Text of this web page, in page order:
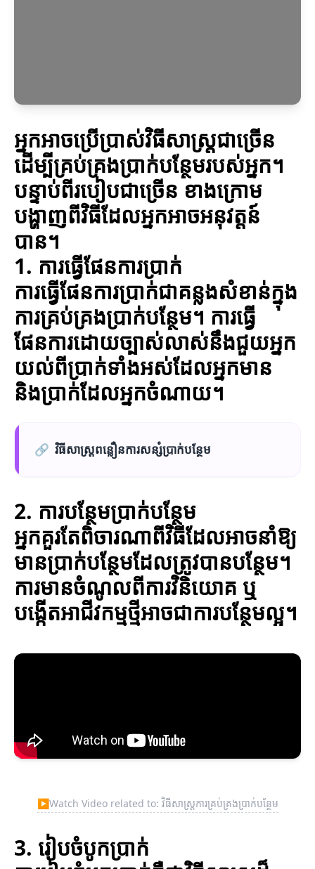
អ្នកអាចប្រើប្រាស់វិធីសាស្ត្រជាច្រើន
ដើម្បីគ្រប់គ្រងប្រាក់បន្ថែមរបស់អ្នក។
បន្ទាប់ពីរបៀបជាច្រើន ខាងក្រោម
បង្ហាញពីវិធីដែលអ្នកអាចអនុវត្តន៍
បាន។
1. ការធ្វើផែនការប្រាក់
ការធ្វើផែនការប្រាក់ជាគន្លងសំខាន់ក្នុង
ការគ្រប់គ្រងប្រាក់បន្ថែម។ ការធ្វើ
ផែនការដោយច្បាស់លាស់នឹងជួយអ្នក
យល់ពីប្រាក់ទាំងអស់ដែលអ្នកមាន
និងប្រាក់ដែលអ្នកចំណាយ។
🔗 វិធីសាស្ត្រពន្លឿនការសន្សំប្រាក់បន្ថែម
2. ការបន្ថែមប្រាក់បន្ថែម
អ្នកគួរតែពិចារណាពីវិធីដែលអាចនាំឱ្យ
មានប្រាក់បន្ថែមដែលត្រូវបានបន្ថែម។
ការមានចំណូលពីការវិនិយោគ ឬ
បង្កើតអាជីវកម្មថ្មីអាចជាការបន្ថែមល្អ។
▶Watch Video related to: វិធីសាស្ត្រការគ្រប់គ្រងប្រាក់បន្ថែម
3. រៀបចំបូកប្រាក់